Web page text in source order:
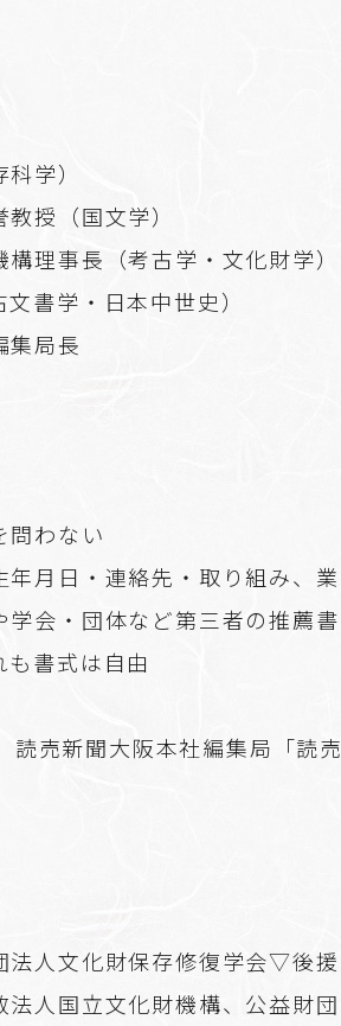
学）
授（国文学）
理事長（考古学・文化財学）
書学・日本中世史）
集局長
問わない
年月日・連絡先・取り組み、業
会・団体など第三者の推薦書
も書式は自由
読売新聞大阪本社編集局「読売
人文化財保存修復学会▽後援
人国立文化財機構、公益財団